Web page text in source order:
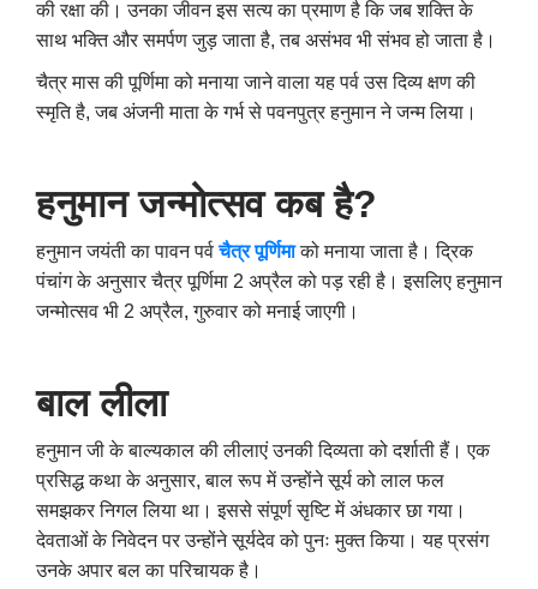
की रक्षा की। उनका जीवन इस सत्य का प्रमाण है कि जब शक्ति के
साथ भक्ति और समर्पण जुड़ जाता है, तब असंभव भी संभव हो जाता है।
चैत्र मास की पूर्णिमा को मनाया जाने वाला यह पर्व उस दिव्य क्षण की
स्मृति है, जब अंजनी माता के गर्भ से पवनपुत्र हनुमान ने जन्म लिया।
हनुमान जन्मोत्सव कब है?
हनुमान जयंती का पावन पर्वचैत्र पूर्णिमाको मनाया जाता है। द्रिक
पंचांग के अनुसार चैत्र पूर्णिमा 2 अप्रैल को पड़ रही है। इसलिए हनुमान
जन्मोत्सव भी 2 अप्रैल, गुरुवार को मनाई जाएगी।
बाल लीला
हनुमान जी के बाल्यकाल की लीलाएं उनकी दिव्यता को दर्शाती हैं। एक
प्रसिद्ध कथा के अनुसार, बाल रूप में उन्होंने सूर्य को लाल फल
समझकर निगल लिया था। इससे संपूर्ण सृष्टि में अंधकार छा गया।
देवताओं के निवेदन पर उन्होंने सूर्यदेव को पुनः मुक्त किया। यह प्रसंग
उनके अपार बल का परिचायक है।